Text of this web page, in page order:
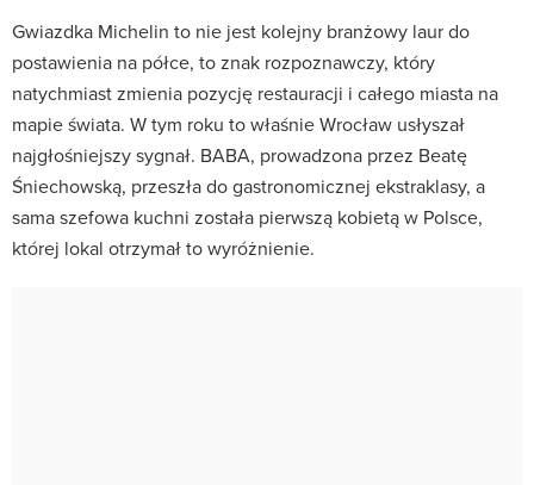
Gwiazdka Michelin to nie jest kolejny branżowy laur do
postawienia na półce, to znak rozpoznawczy, który
natychmiast zmienia pozycję restauracji i całego miasta na
mapie świata. W tym roku to właśnie Wrocław usłyszał
najgłośniejszy sygnał. BABA, prowadzona przez Beatę
Śniechowską, przeszła do gastronomicznej ekstraklasy, a
sama szefowa kuchni została pierwszą kobietą w Polsce,
której lokal otrzymał to wyróżnienie.